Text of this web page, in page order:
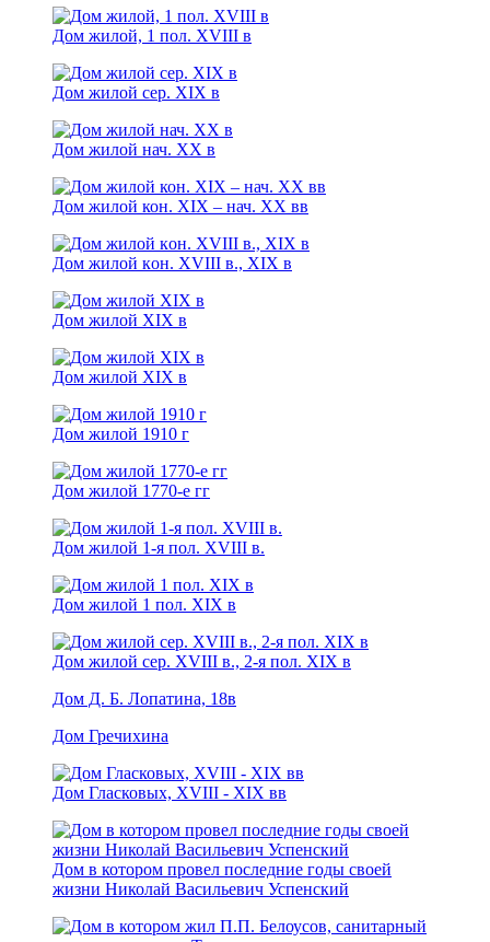
Дом жилой, 1 пол. XVIII в
Дом жилой сер. XIX в
Дом жилой нач. XX в
Дом жилой кон. XIX – нач. XX вв
Дом жилой кoн. XVIII в., XIX в
Дом жилой XIX в
Дом жилой XIX в
Дом жилой 1910 г
Дом жилой 1770-е гг
Дом жилой 1-я пол. XVIII в.
Дом жилой 1 пол. XIX в
Дом жилой сер. XVIII в., 2-я пол. XIX в
Дом Д. Б. Лопатина, 18в
Дом Гречихина
Дом Гласковых, XVIII - ХIХ вв
Дом в котором провел последние годы своей
жизни Николай Васильевич Успенский